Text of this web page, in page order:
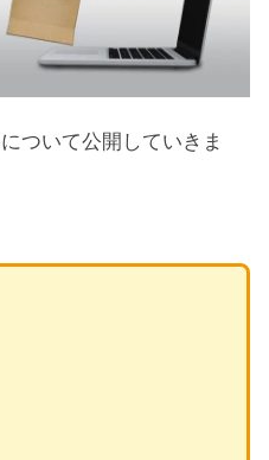
した米国株
やしながら取り崩し
ついて公開していきま